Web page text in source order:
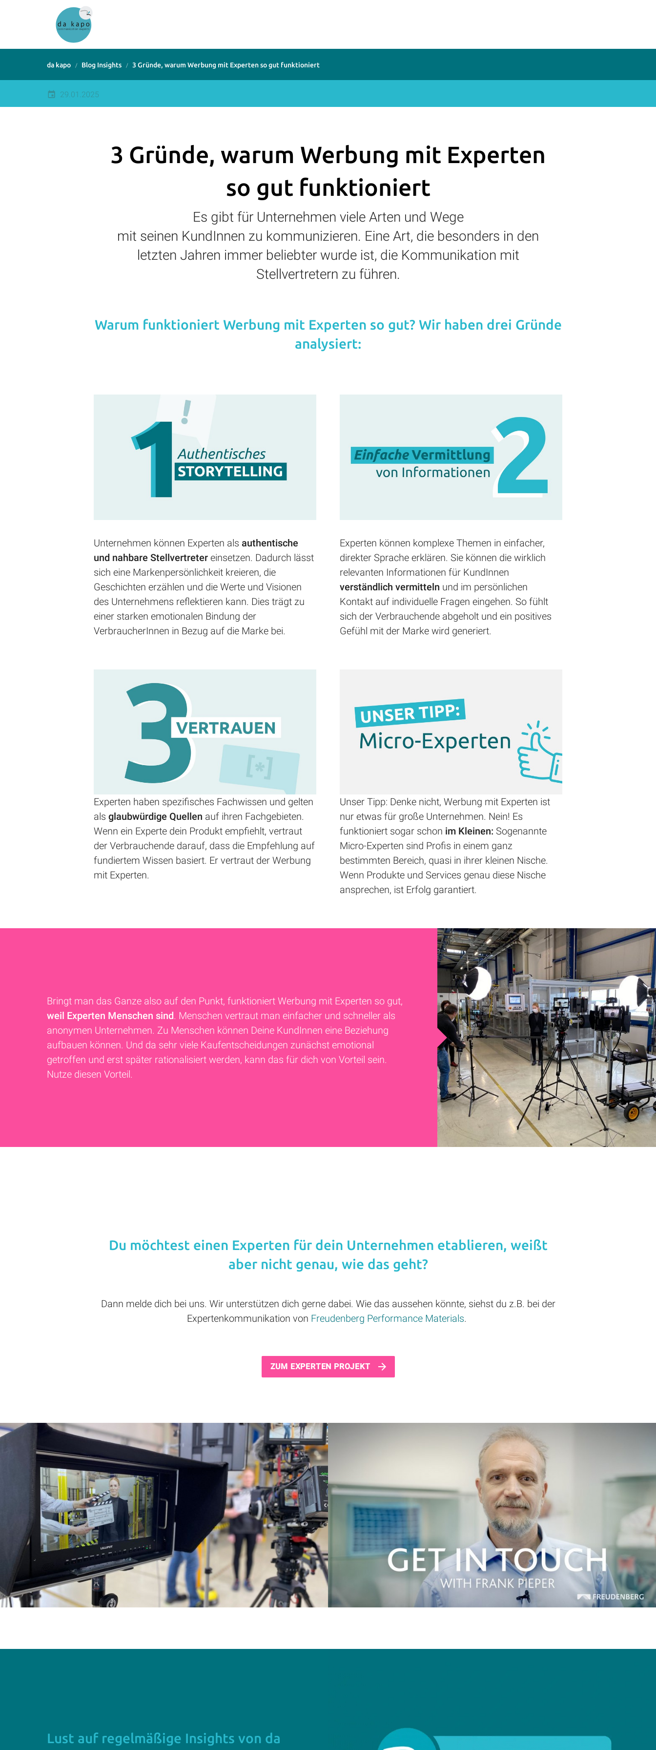
da kapo Blog Insights 3 Gründe, warum Werbung mit Experten so gut funktioniert
29.01.2025
3 Gründe, warum Werbung mit Experten
so gut funktioniert
Es gibt für Unternehmen viele Arten und Wege
mit seinen KundInnen zu kommunizieren. Eine Art, die besonders in den
letzten Jahren immer beliebter wurde ist, die Kommunikation mit
Stellvertretern zu führen.
Warum funktioniert Werbung mit Experten so gut? Wir haben drei Gründe
analysiert:
Unternehmen können Experten als authentische
und nahbare Stellvertreter einsetzen. Dadurch lässt
sich eine Markenpersönlichkeit kreieren, die
Geschichten erzählen und die Werte und Visionen
des Unternehmens reflektieren kann. Dies trägt zu
einer starken emotionalen Bindung der
VerbraucherInnen in Bezug auf die Marke bei.
Experten können komplexe Themen in einfacher,
direkter Sprache erklären. Sie können die wirklich
relevanten Informationen für KundInnen
verständlich vermitteln und im persönlichen
Kontakt auf individuelle Fragen eingehen. So fühlt
sich der Verbrauchende abgeholt und ein positives
Gefühl mit der Marke wird generiert.
Experten haben spezifisches Fachwissen und gelten
als glaubwürdige Quellen auf ihren Fachgebieten.
Wenn ein Experte dein Produkt empfiehlt, vertraut
der Verbrauchende darauf, dass die Empfehlung auf
fundiertem Wissen basiert. Er vertraut der Werbung
mit Experten.
Unser Tipp: Denke nicht, Werbung mit Experten ist
nur etwas für große Unternehmen. Nein! Es
funktioniert sogar schon im Kleinen: Sogenannte
Micro-Experten sind Profis in einem ganz
bestimmten Bereich, quasi in ihrer kleinen Nische.
Wenn Produkte und Services genau diese Nische
ansprechen, ist Erfolg garantiert.
Bringt man das Ganze also auf den Punkt, funktioniert Werbung mit Experten so gut,
weil Experten Menschen sind. Menschen vertraut man einfacher und schneller als
anonymen Unternehmen. Zu Menschen können Deine KundInnen eine Beziehung
aufbauen können. Und da sehr viele Kaufentscheidungen zunächst emotional
getroffen und erst später rationalisiert werden, kann das für dich von Vorteil sein.
Nutze diesen Vorteil.
Du möchtest einen Experten für dein Unternehmen etablieren, weißt
aber nicht genau, wie das geht?
Dann melde dich bei uns. Wir unterstützen dich gerne dabei. Wie das aussehen könnte, siehst du z.B. bei der
Expertenkommunikation von Freudenberg Performance Materials.
ZUM EXPERTEN PROJEKT
Lust auf regelmäßige Insights von da